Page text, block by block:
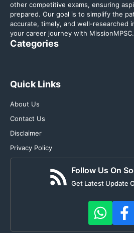
other competitive exams, ensuring
prepared. Our goal is to simplify the
accurate, timely, and well-researched
your career journey with
Categories
Quick Links
About Us
Contact Us
Disclaimer
Privacy Policy
Follow Us On
Get Latest Update